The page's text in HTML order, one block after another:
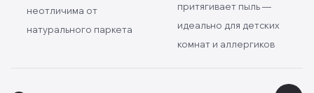
неотличима от
натурального паркета
притягивает пыль —
идеально для детских
комнат и аллергиков